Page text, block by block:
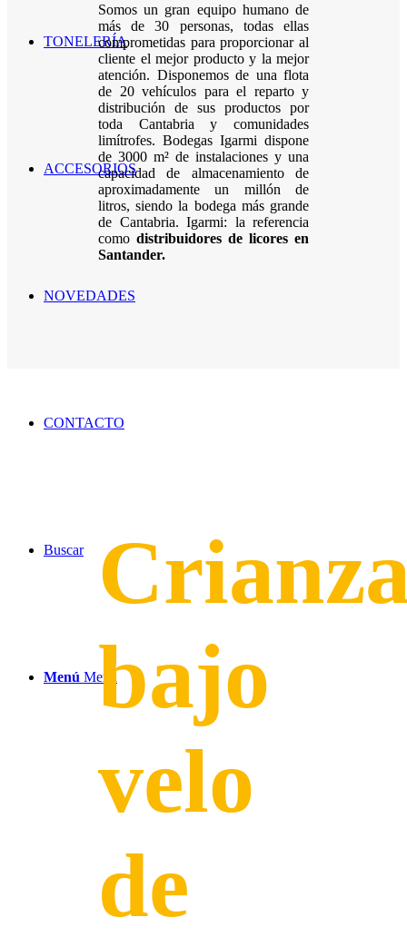
TONELERÍA
ACCESORIOS
NOVEDADES
CONTACTO
Buscar
Menú Menú
Somos un gran equipo humano de
más de 30 personas, todas ellas
comprometidas para proporcionar al
cliente el mejor producto y la mejor
atención. Disponemos de una flota
de 20 vehículos para el reparto y
distribución de sus productos por
toda Cantabria y comunidades
limítrofes. Bodegas Igarmi dispone
de 3000 m² de instalaciones y una
capacidad de almacenamiento de
aproximadamente un millón de
litros, siendo la bodega más grande
de Cantabria. Igarmi: la referencia
como distribuidores de licores en
Santander.
bajo
velo
de